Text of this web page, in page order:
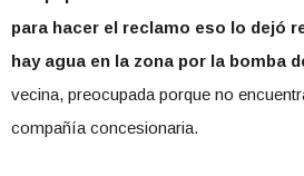
para hacer el reclamo eso lo dejó
hay agua en la zona por la bomba
vecina, preocupada porque no
compañía concesionaria.